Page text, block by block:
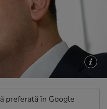
preferată în Google